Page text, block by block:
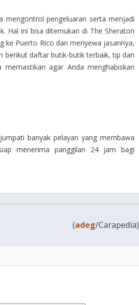
mengontrol pengeluaran serta menjadi
Hal ini bisa ditemukan di The Sheraton
ke Puerto Rico dan menyewa jasannya,
berikut daftar butik-butik terbaik, tip dan
agar Anda menghabiskan
banyak pelayan yang membawa
menerima panggilan 24 jam bagi
(adeg/Carapedia)